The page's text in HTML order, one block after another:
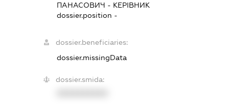
ПАНАСОВИЧ - КЕРІВНИК
dossier.position -
dossier.beneficiaries:
dossier.missingData
dossier.smida: